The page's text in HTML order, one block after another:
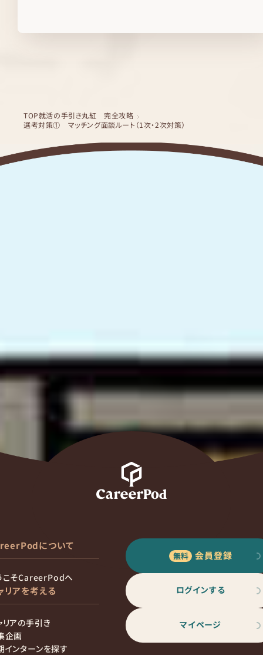
TOP就活の手引き丸紅 完全攻略
選考対策① マッチング面談ルート（1次・2次対策）
について
こそCareerPodへ
リアを考える
リアの手引き
企画
インターンを探す
会員登録
ログインする
マイページ